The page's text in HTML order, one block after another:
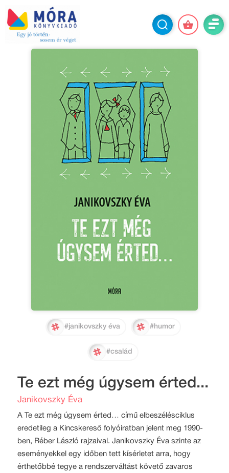
#janikovszky éva #humor
#család
Te ezt még úgysem érted...
Janikovszky Éva
A Te ezt még úgysem érted… című elbeszélésciklus
eredetileg a Kincskereső folyóiratban jelent meg 1990-
ben, Réber László rajzaival. Janikovszky Éva szinte az
eseményekkel egy időben tett kísérletet arra, hogy
érthetőbbé tegye a rendszerváltást követő zavaros